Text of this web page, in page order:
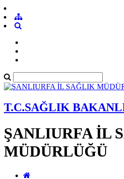
T.C.SAĞLIK
ŞANLIURFA İL
MÜDÜRLÜĞÜ